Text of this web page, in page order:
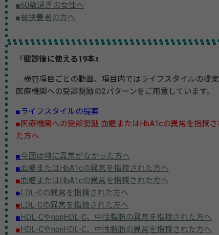
■60歳過ぎの女性へ
■被扶養者の方へ
『健診後に使える19本』
検査項目ごとの動画、項目内ではライフスタイルの提
医療機関への受診奨励の2パターンをご用意しています。
■ライフスタイルの提案
■医療機関への受診奨励 血糖またはHbA1cの異常を指摘
た方へ
■今回は特に異常がなかった方へ
■血糖またはHbA1cの異常を指摘された方へ
■血糖またはHbA1cの異常を指摘された方へ
■ LDL-Cの異常を指摘された方へ
■ LDL-Cの異常を指摘された方へ
■ HDL-CやnonHDL-C、中性脂肪の異常を指摘された方へ
■ HDL-CやnonHDL-C、中性脂肪の異常を指摘された方へ